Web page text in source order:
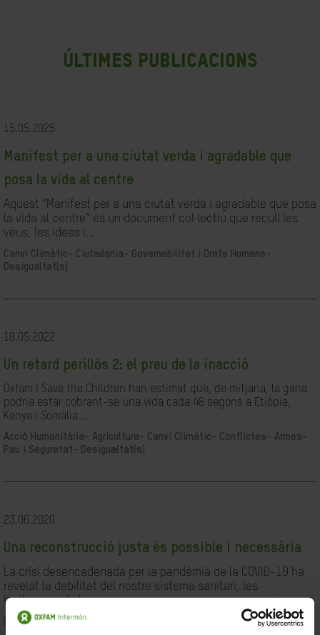
últimes publicacions
15.05.2025
Manifest per a una ciutat verda i agradable que
posa la vida al centre
Aquest “Manifest per a una ciutat verda i agradable que posa
la vida al centre” és un document col·lectiu que recull les
veus, les idees i...
Canvi Climàtic-
Ciutadania- Governabilitat i Drets Humans-
Desigualtat(s)
18.05.2022
Un retard perillós 2: el preu de la inacció
Oxfam i Save the Children han estimat que, de mitjana, la gana
podria estar cobrant-se una vida cada 48 segons a Etiòpia,
Kenya i Somàlia...
Acció Humanitària- Agricultura- Canvi Climàtic-
Conflictes- Armes-
Pau i Seguretat-
Desigualtat(s)
23.06.2020
Una reconstrucció justa és possible i necessària
La crisi desencadenada per la pandèmia de la COVID-19 ha
revelat la debilitat del nostre sistema sanitari, les
limitacions de les...
Desigualtat(s)